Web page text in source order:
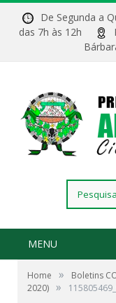
De Segunda a
das 7h às 12h
por:
MENU
Home » Boletins
2020) »